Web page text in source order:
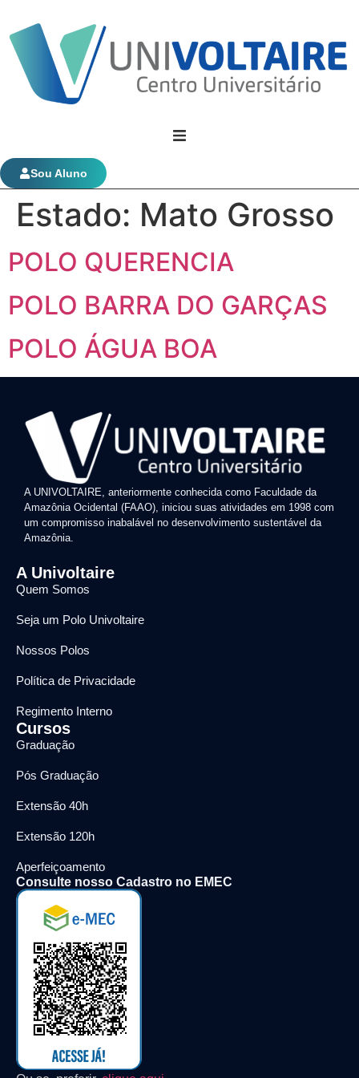
Univoltaire
Graduação
Evolução Funcional
Sou Aluno
Estado: Mato Grosso
POLO QUERENCIA
POLO BARRA DO GARÇAS
POLO ÁGUA BOA
A UNIVOLTAIRE, anteriormente conhecida como Faculdade da
Amazônia Ocidental (FAAO), iniciou suas atividades em 1998 com
um compromisso inabalável no desenvolvimento sustentável da
Amazônia.
A Univoltaire
Quem Somos
Seja um Polo Univoltaire
Nossos Polos
Política de Privacidade
Regimento Interno
Cursos
Graduação
Pós Graduação
Extensão 40h
Extensão 120h
Aperfeiçoamento
Consulte nosso Cadastro no EMEC